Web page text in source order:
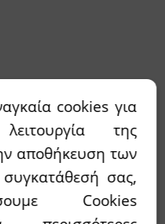
cookies για
της
αποθήκευση των
σας,
Cookies